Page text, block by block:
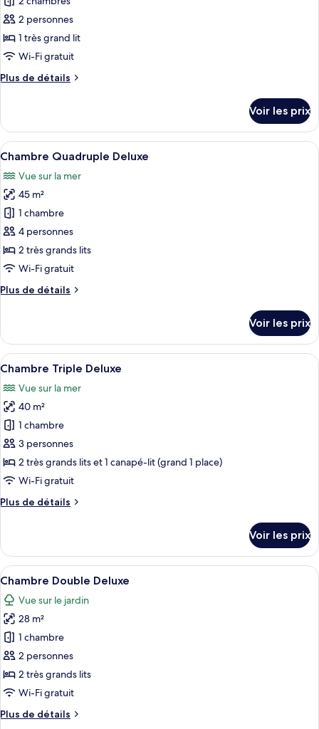
ce
type
de
chambre :
Appartement
2 personnes
1 très grand lit
Wi-Fi gratuit
Plus de détails
Plus
le
type
de
Appartement
Voir les prix
Afficher
toutes
les
photos
pour
ce
type
de
chambre :
Chambre
Une chambre d’hôtel moderne
5
Chambre Quadruple Deluxe
Vue sur la mer
45 m²
1 chambre
4 personnes
2 très grands lits
Wi-Fi gratuit
Plus de détails
Plus
le
type
de
Chambre
Quadruple
Deluxe
Voir les prix
Afficher
toutes
les
photos
pour
ce
type
de
chambre :
Chambre
Une chambre d’hôtel avec un grand
5
Chambre Triple Deluxe
Vue sur la mer
40 m²
1 chambre
3 personnes
2 très grands lits et 1 canapé-lit (grand 1 place)
Wi-Fi gratuit
Plus de détails
Plus
le
type
de
Chambre
Triple
Deluxe
Voir les prix
Afficher
toutes
les
photos
pour
ce
type
de
chambre :
Chambre
Une chambre d’hôtel avec un lit,
1
Chambre Double Deluxe
Vue sur le jardin
28 m²
1 chambre
2 personnes
2 très grands lits
Wi-Fi gratuit
Plus de détails
Plus